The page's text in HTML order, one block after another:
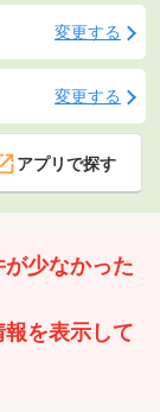
変更する
変更する
アプリで探す
少なかった
を表示して